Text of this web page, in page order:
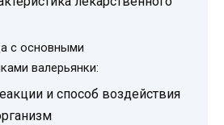
с основными
валерьянки:
и способ воздействия